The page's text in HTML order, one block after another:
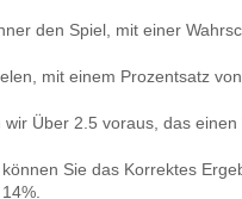
den Spiel, mit einer
mit einem Prozentsatz
Über 2.5 voraus, das
Sie das Korrektes